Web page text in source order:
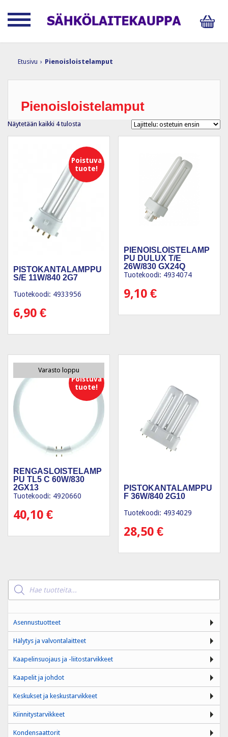
Etusivu › Pienoisloistelamput
Pienoisloistelamput
Näytetään kaikki 4 tulosta
Poistuva
tuote!
PISTOKANTALAMPPU
S/E 11W/840 2G7
Tuotekoodi: 4933956
6,90 €
PIENOISLOISTELAMP
PU DULUX T/E
26W/830 GX24Q
Tuotekoodi: 4934074
9,10€
Poistuva
tuote!
Varasto loppu
RENGASLOISTELAMP
PU TL5 C 60W/830
2GX13
Tuotekoodi: 4920660
40,10 €
PISTOKANTALAMPPU
F 36W/840 2G10
Tuotekoodi: 4934029
28,50€
Products
search
Asennustuotteet
Hälytys ja valvontalaitteet
Kaapelinsuojaus ja -liitostarvikkeet
Kaapelit ja johdot
Keskukset ja keskustarvikkeet
Kiinnitystarvikkeet
Kondensaattorit